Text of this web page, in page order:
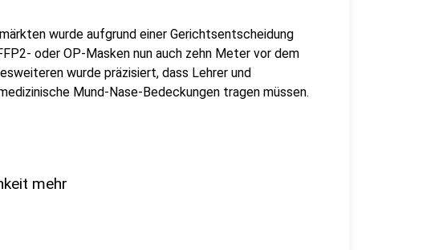
wurde aufgrund einer Gerichtsentscheidung
oder OP-Masken nun auch zehn Meter vor dem
wurde präzisiert, dass Lehrer und
Mund-Nase-Bedeckungen tragen müssen.
mehr